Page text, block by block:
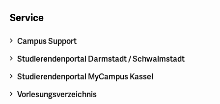
Service
Campus Support
Studierendenportal Darmstadt / Schwalmstadt
Studierendenportal MyCampus Kassel
Vorlesungsverzeichnis